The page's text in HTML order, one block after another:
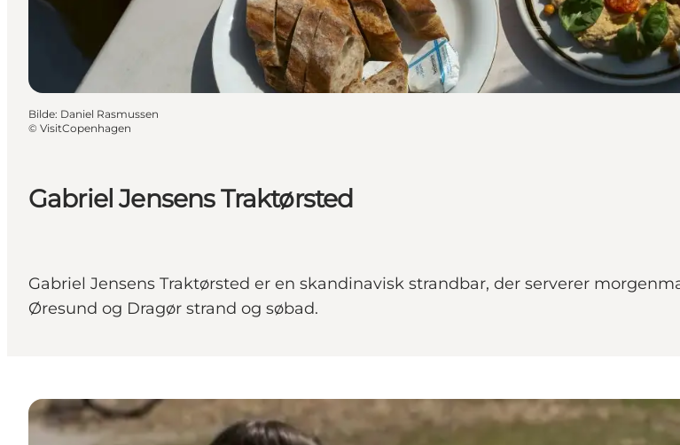
Gabriel Jensens Traktørsted
Gabriel Jensens Traktørsted er en skandinavisk strandbar, der serverer
Øresund og Dragør strand og søbad.
Bilde: Daniel Rasmussen
© VisitCopenhagen